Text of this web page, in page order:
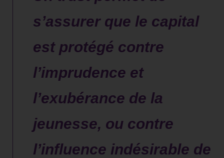
s’assurer que le capital
est protégé contre
l’imprudence et
l’exubérance de la
jeunesse, ou contre
l’influence indésirable de